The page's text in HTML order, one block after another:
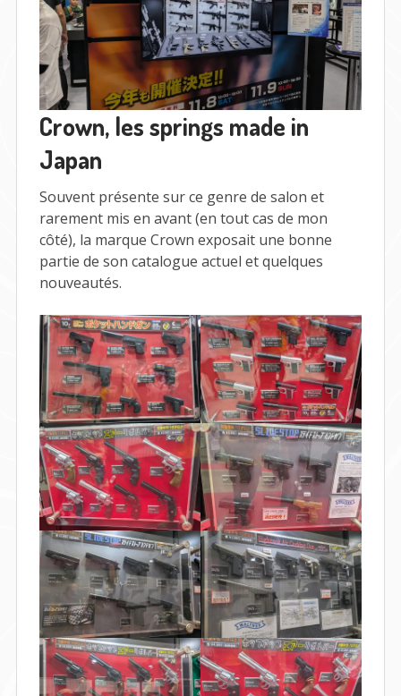
Crown, les springs made in
Japan
Souvent présente sur ce genre de salon et
rarement mis en avant (en tout cas de mon
côté), la marque Crown exposait une bonne
partie de son catalogue actuel et quelques
nouveautés.